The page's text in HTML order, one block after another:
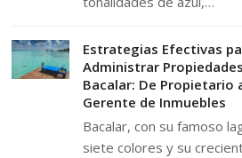
Estrategias Efectivas
Administrar
Bacalar: De Propietario
Gerente de Inmuebles
Bacalar, con su famoso
siete colores y su